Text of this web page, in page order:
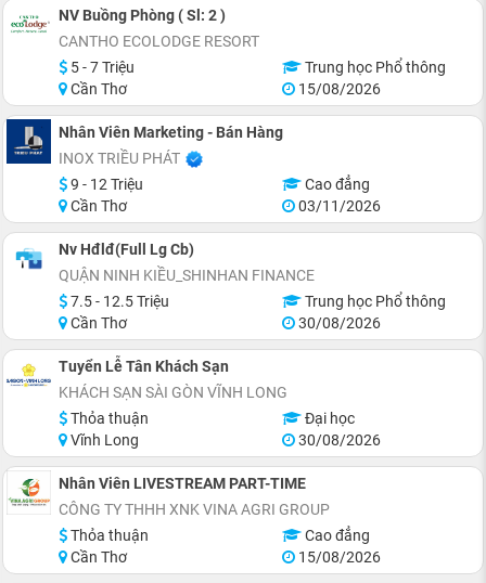
NV Buồng Phòng ( Sl: 2 )
CANTHO ECOLODGE RESORT
5 - 7 Triệu
Trung học Phổ thông
Cần Thơ
15/08/2026
Nhân Viên Marketing - Bán Hàng
INOX TRIỀU PHÁT
9 - 12 Triệu
Cao đẳng
Cần Thơ
03/11/2026
Nv Hđlđ(Full Lg Cb)
QUẬN NINH KIỀU_SHINHAN FINANCE
7.5 - 12.5 Triệu
Trung học Phổ thông
Cần Thơ
30/08/2026
Tuyển Lễ Tân Khách Sạn
KHÁCH SẠN SÀI GÒN VĨNH LONG
Thỏa thuận
Đại học
Vĩnh Long
30/08/2026
Nhân Viên LIVESTREAM PART-TIME
CÔNG TY THHH XNK VINA AGRI GROUP
Thỏa thuận
Cao đẳng
Cần Thơ
15/08/2026